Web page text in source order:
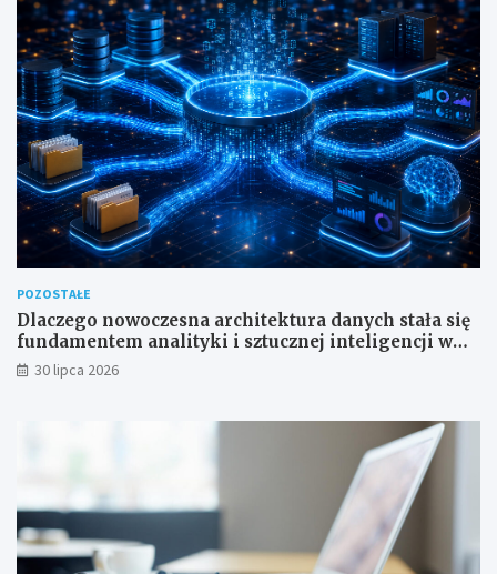
POZOSTAŁE
Dlaczego nowoczesna architektura danych stała się
fundamentem analityki i sztucznej inteligencji w
przedsiębiorstwach?
30 lipca 2026